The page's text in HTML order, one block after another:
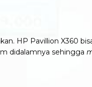
HP Pavillion X360
didalamnya sehingga